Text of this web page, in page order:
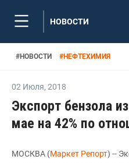
НОВОСТИ
#НОВОСТИ #НЕФТЕХИМИЯ
02 Июля, 2018
Экспорт бензола
мае на 42% по
МОСКВА (Маркет Репорт) --